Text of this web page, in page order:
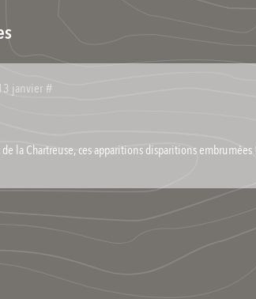
janvier #
de la Chartreuse, ces apparitions disparitions embrumées !